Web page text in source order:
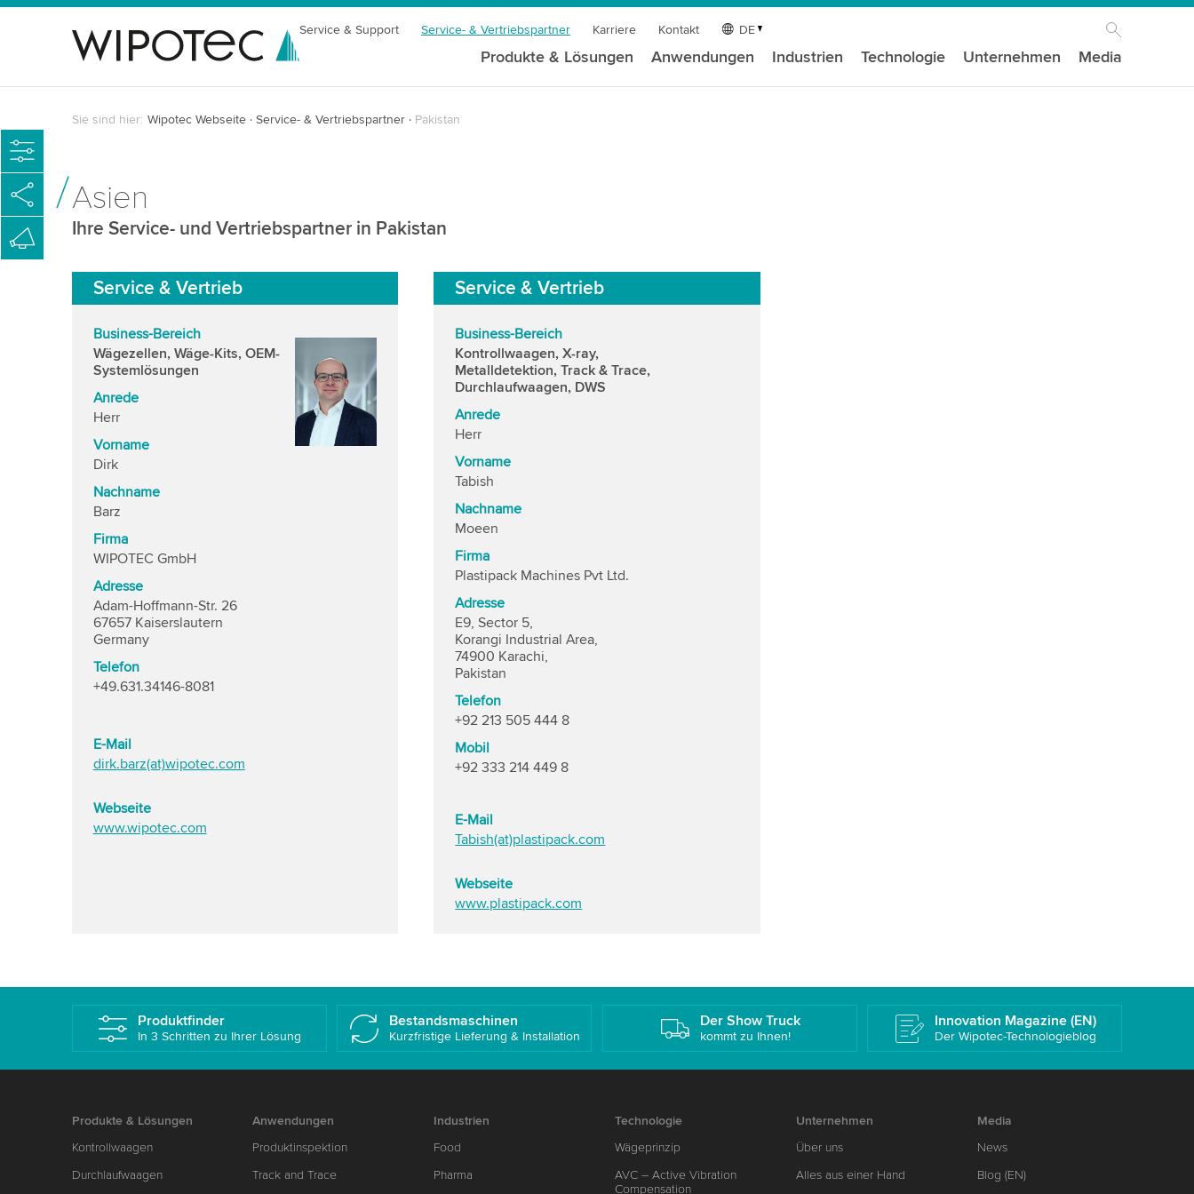
Service & Support Service- & Vertriebspartner Karriere Kontakt DE
Produkte & Lösungen Anwendungen Industrien Technologie Unternehmen Media
Sie sind hier: Wipotec Webseite Service- & Vertriebspartner Pakistan
Asien
Ihre Service- und Vertriebspartner in Pakistan
Service & Vertrieb
Business-Bereich
Wägezellen, Wäge-Kits, OEM-
Systemlösungen
Anrede
Herr
Vorname
Dirk
Nachname
Barz
Firma
WIPOTEC GmbH
Adresse
Adam-Hoffmann-Str. 26
67657 Kaiserslautern
Germany
Telefon
+49.631.34146-8081
E-Mail
dirk.barz(at)wipotec.com
Webseite
www.wipotec.com
Service & Vertrieb
Business-Bereich
Kontrollwaagen, X-ray,
Metalldetektion, Track & Trace,
Durchlaufwaagen, DWS
Anrede
Herr
Vorname
Tabish
Nachname
Moeen
Firma
Plastipack Machines Pvt Ltd.
Adresse
E9, Sector 5,
Korangi Industrial Area,
74900 Karachi,
Pakistan
Telefon
+92 213 505 444 8
Mobil
+92 333 214 449 8
E-Mail
Tabish(at)plastipack.com
Webseite
www.plastipack.com
Produktfinder
In 3 Schritten zu Ihrer Lösung
Bestandsmaschinen
Kurzfristige Lieferung & Installation
Der Show Truck
kommt zu Ihnen!
Innovation Magazine (EN)
Der Wipotec-Technologieblog
Produkte & Lösungen
Kontrollwaagen
Durchlaufwaagen
Anwendungen
Produktinspektion
Track and Trace
Industrien
Food
Pharma
Technologie
Wägeprinzip
AVC – Active Vibration
Compensation
Unternehmen
Über uns
Alles aus einer Hand
Media
News
Blog (EN)